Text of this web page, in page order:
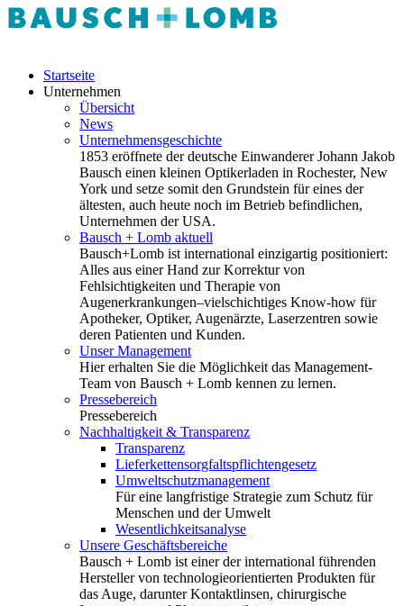
Startseite
Unternehmen
Übersicht
News
Unternehmensgeschichte
1853 eröffnete der deutsche Einwanderer Johann Jakob
Bausch einen kleinen Optikerladen in Rochester, New
York und setze somit den Grundstein für eines der
ältesten, auch heute noch im Betrieb befindlichen,
Unternehmen der USA.
Bausch + Lomb aktuell
Bausch+Lomb ist international einzigartig positioniert:
Alles aus einer Hand zur Korrektur von
Fehlsichtigkeiten und Therapie von
Augenerkrankungen–vielschichtiges Know-how für
Apotheker, Optiker, Augenärzte, Laserzentren sowie
deren Patienten und Kunden.
Unser Management
Hier erhalten Sie die Möglichkeit das Management-
Team von Bausch + Lomb kennen zu lernen.
Pressebereich
Pressebereich
Nachhaltigkeit & Transparenz
Transparenz
Lieferkettensorgfaltspflichtengesetz
Umweltschutzmanagement
Für eine langfristige Strategie zum Schutz für
Menschen und der Umwelt
Wesentlichkeitsanalyse
Unsere Geschäftsbereiche
Bausch + Lomb ist einer der international führenden
Hersteller von technologieorientierten Produkten für
das Auge, darunter Kontaktlinsen, chirurgische